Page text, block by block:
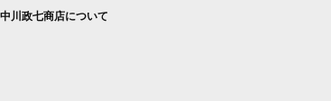
中川政七商店について